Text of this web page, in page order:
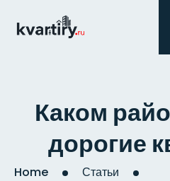
Каком
дорогие
Home
Статьи